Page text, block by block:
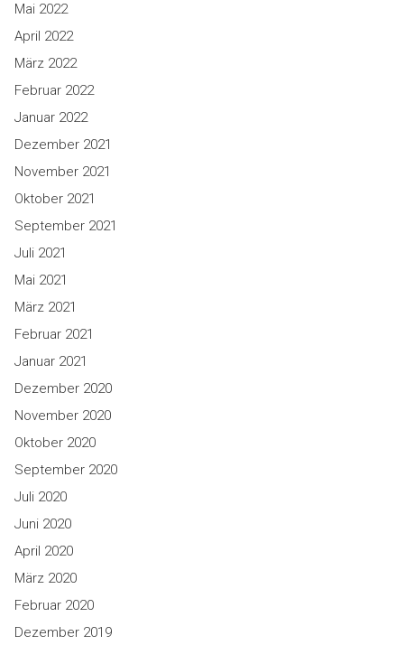
Mai 2022
April 2022
März 2022
Februar 2022
Januar 2022
Dezember 2021
November 2021
Oktober 2021
September 2021
Juli 2021
Mai 2021
März 2021
Februar 2021
Januar 2021
Dezember 2020
November 2020
Oktober 2020
September 2020
Juli 2020
Juni 2020
April 2020
März 2020
Februar 2020
Dezember 2019